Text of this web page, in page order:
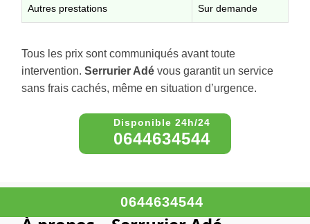
Autres prestations Sur demande
Tous les prix sont communiqués avant toute
intervention. Serrurier Adé vous garantit un service
sans frais cachés, même en situation d’urgence.
0644634544
0644634544